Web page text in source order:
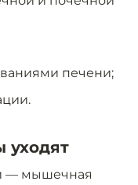
печени;
уходят
— мышечная